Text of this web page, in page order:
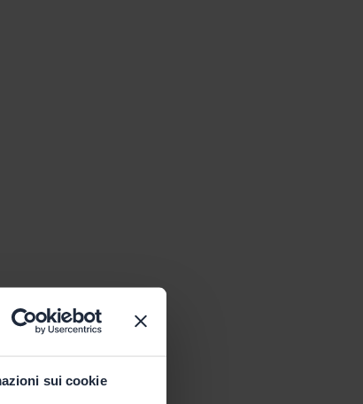
sui cookie